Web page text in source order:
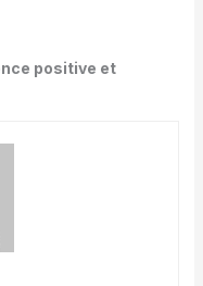
positive et